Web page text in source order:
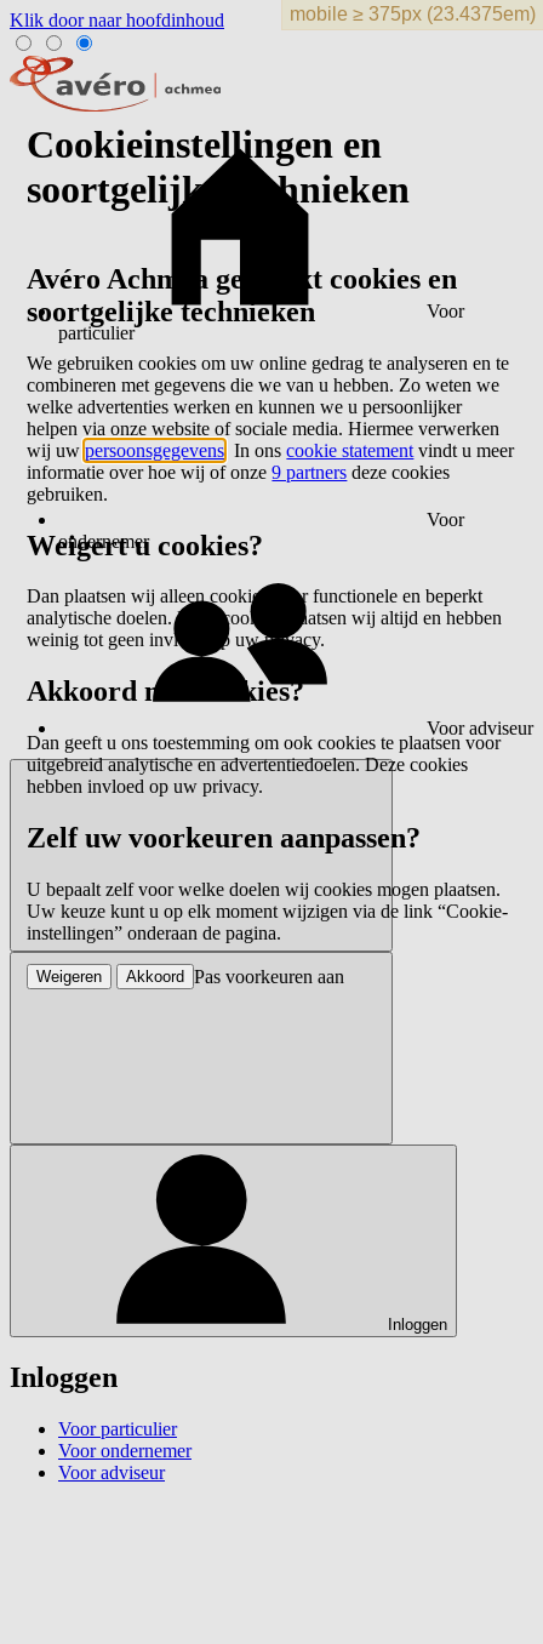
Klik door naar hoofdinhoud
Voor
particulier
Voor
ondernemer
Voor adviseur
Inloggen
Inloggen
Voor particulier
Voor ondernemer
Voor adviseur
Cookieinstellingen en
soortgelijke technieken
Avéro Achmea gebruikt cookies en
soortgelijke technieken
We gebruiken cookies om uw online gedrag te analyseren en te
combineren met gegevens die we van u hebben. Zo weten we
welke advertenties werken en kunnen we u persoonlijker
helpen via onze website of sociale media. Hiermee verwerken
wij uwpersoonsgegevens . In onscookie statement vindt u meer
informatie over hoe wij of onze9 partners deze cookies
gebruiken.
Weigert u cookies?
Dan plaatsen wij alleen cookies voor functionele en beperkt
analytische doelen. Deze cookies plaatsen wij altijd en hebben
weinig tot geen invloed op uw privacy.
Akkoord met cookies?
Dan geeft u ons toestemming om ook cookies te plaatsen voor
uitgebreid analytische en advertentiedoelen. Deze cookies
hebben invloed op uw privacy.
Zelf uw voorkeuren aanpassen?
U bepaalt zelf voor welke doelen wij cookies mogen plaatsen.
Uw keuze kunt u op elk moment wijzigen via de link “Cookie-
instellingen” onderaan de pagina.
Pas voorkeuren aan
Weigeren Akkoord